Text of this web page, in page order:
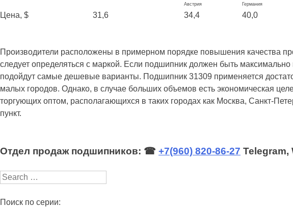
Австрия Германия
Цена, $ 31,6 34,4 40,0
Производители расположены в примерном порядке повышения качества
следует определяться с маркой. Если подшипник должен быть
подойдут самые дешевые варианты. Подшипник 31309 применяется
малых городов. Однако, в случае больших объемов есть экономическая
торгующих оптом, располагающихся в таких городах как Москва, Санкт-
пункт.
Отдел продаж подшипников: ☎ +7(960) 820-86-27 Telegram,
Search
Поиск по серии: